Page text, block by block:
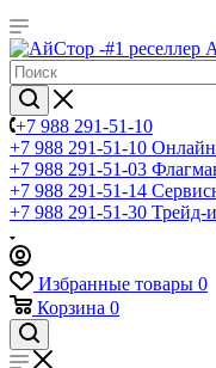
+7 988 291-51-10
+7 988 291-51-10
+7 988 291-51-03
+7 988 291-51-14
+7 988 291-51-30 Трейд-
Избранные товары 0
Корзина 0